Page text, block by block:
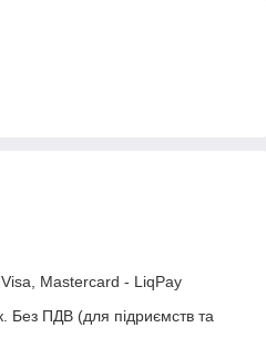
Mastercard - LiqPay
Без ПДВ (для підриємств та